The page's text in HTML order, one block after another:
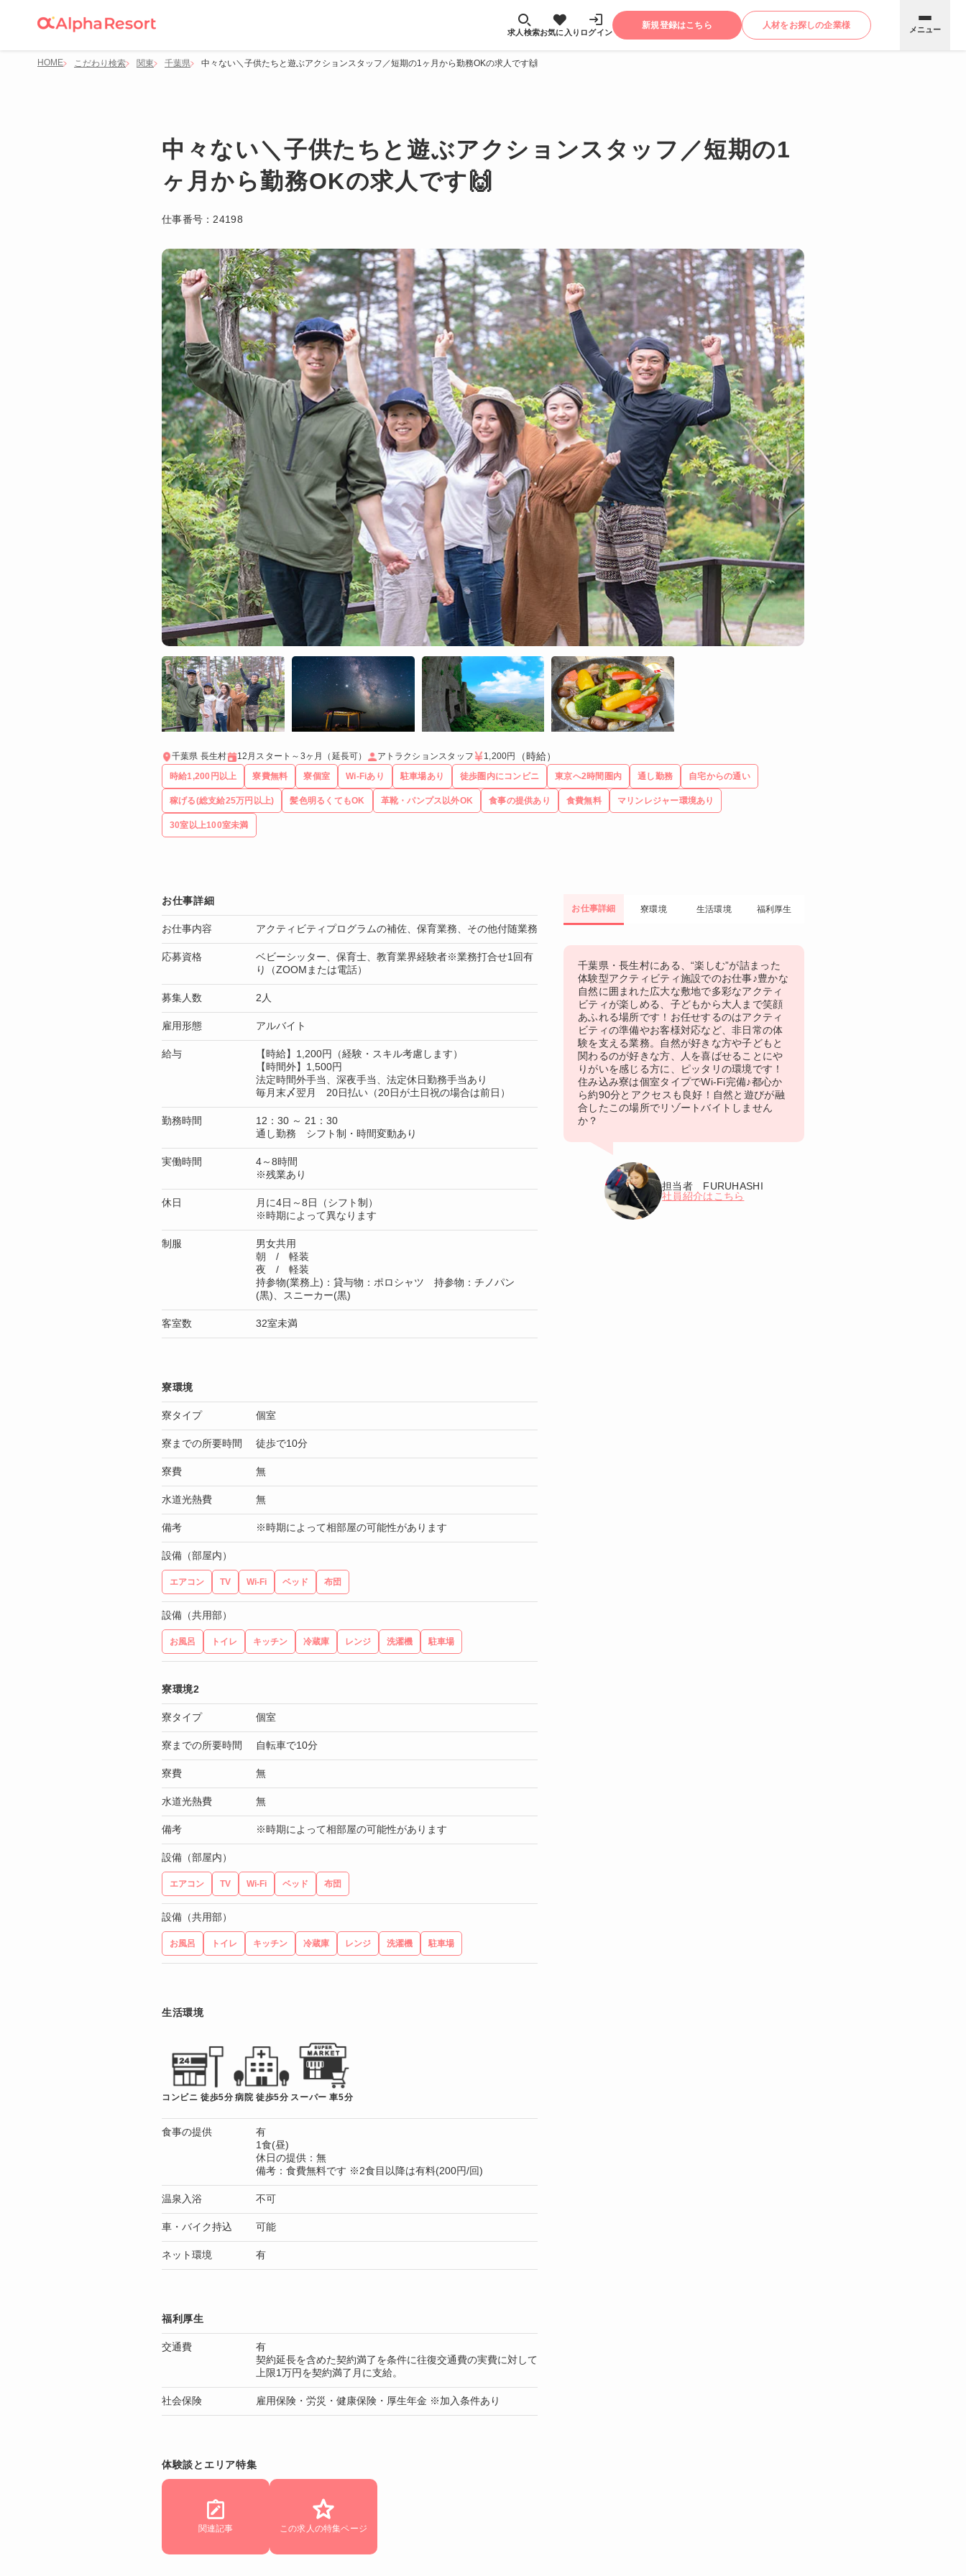
求人検索お気に入り ログイン
新規登録はこちら 人材をお探しの企業様 メニュー
HOME こだわり検索 関東 千葉県 中々ない＼子供たちと遊ぶアクションスタッフ／短期の1ヶ月から勤務OKの求人です🙌
中々ない＼子供たちと遊ぶアクションスタッフ／短期の1
ヶ月から勤務OKの求人です🙌
仕事番号： 24198
千葉県 長生村 12月スタート～3ヶ月（延長可） アトラクションスタッフ 1,200円 （時給）
時給1,200円以上 寮費無料 寮個室 Wi-Fiあり 駐車場あり 徒歩圏内にコンビニ 東京へ2時間圏内 通し勤務 自宅からの通い
稼げる(総支給25万円以上) 髪色明るくてもOK 革靴・パンプス以外OK 食事の提供あり 食費無料 マリンレジャー環境あり
30室以上100室未満
お仕事詳細 寮環境 生活環境 福利厚生
千葉県・長生村にある、“楽しむ”が詰まった
体験型アクティビティ施設でのお仕事♪豊かな
自然に囲まれた広大な敷地で多彩なアクティ
ビティが楽しめる、子どもから大人まで笑顔
あふれる場所です！お任せするのはアクティ
ビティの準備やお客様対応など、非日常の体
験を支える業務。自然が好きな方や子どもと
関わるのが好きな方、人を喜ばせることにや
りがいを感じる方に、ピッタリの環境です！
住み込み寮は個室タイプでWi-Fi完備♪都心か
ら約90分とアクセスも良好！自然と遊びが融
合したこの場所でリゾートバイトしません
か？
担当者 FURUHASHI
社員紹介はこちら
お仕事詳細
お仕事内容 アクティビティプログラムの補佐、保育業務、その他付随業務
応募資格
ベビーシッター、保育士、教育業界経験者※業務打合せ1回有
り（ZOOMまたは電話）
募集人数 2人
雇用形態 アルバイト
給与
【時給】1,200円（経験・スキル考慮します）
【時間外】1,500円
法定時間外手当、深夜手当、法定休日勤務手当あり
毎月末〆翌月 20日払い（20日が土日祝の場合は前日）
勤務時間
12：30 ～ 21：30
通し勤務 シフト制・時間変動あり
実働時間
4～8時間
※残業あり
休日
月に4日～8日（シフト制）
※時期によって異なります
制服
男女共用
朝 / 軽装
夜 / 軽装
持参物(業務上)：貸与物：ポロシャツ 持参物：チノパン
(黒)、スニーカー(黒)
客室数 32室未満
寮環境
寮タイプ 個室
寮までの所要時間 徒歩で10分
寮費 無
水道光熱費 無
備考 ※時期によって相部屋の可能性があります
設備（部屋内）
エアコン TV Wi-Fi ベッド 布団
設備（共用部）
お風呂 トイレ キッチン 冷蔵庫 レンジ 洗濯機 駐車場
寮環境2
寮タイプ 個室
寮までの所要時間 自転車で10分
寮費 無
水道光熱費 無
備考 ※時期によって相部屋の可能性があります
設備（部屋内）
エアコン TV Wi-Fi ベッド 布団
設備（共用部）
お風呂 トイレ キッチン 冷蔵庫 レンジ 洗濯機 駐車場
生活環境
コンビニ 徒歩5分 病院 徒歩5分 スーパー 車5分
食事の提供
有
1食(昼)
休日の提供：無
備考：食費無料です ※2食目以降は有料(200円/回)
温泉入浴 不可
車・バイク持込 可能
ネット環境 有
福利厚生
交通費
有
契約延長を含めた契約満了を条件に往復交通費の実費に対して
上限1万円を契約満了月に支給。
社会保険 雇用保険・労災・健康保険・厚生年金 ※加入条件あり
体験談とエリア特集
関連記事 この求人の特集ページ